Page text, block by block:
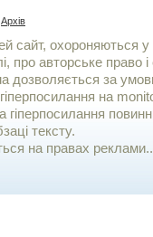
Архів
сайт, охороняються у
про авторське право і
дозволяється за
на
тексту.
на правах реклами..